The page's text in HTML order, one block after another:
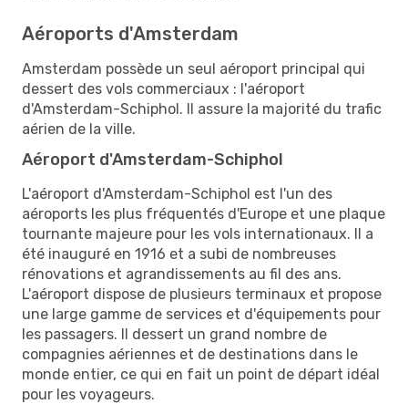
Aéroports d'Amsterdam
Amsterdam possède un seul aéroport principal qui
dessert des vols commerciaux : l'aéroport
d'Amsterdam-Schiphol. Il assure la majorité du trafic
aérien de la ville.
Aéroport d'Amsterdam-Schiphol
L'aéroport d'Amsterdam-Schiphol est l'un des
aéroports les plus fréquentés d'Europe et une plaque
tournante majeure pour les vols internationaux. Il a
été inauguré en 1916 et a subi de nombreuses
rénovations et agrandissements au fil des ans.
L'aéroport dispose de plusieurs terminaux et propose
une large gamme de services et d'équipements pour
les passagers. Il dessert un grand nombre de
compagnies aériennes et de destinations dans le
monde entier, ce qui en fait un point de départ idéal
pour les voyageurs.